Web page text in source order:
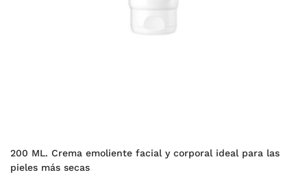
200 ML. Crema emoliente facial y corporal ideal para las
pieles más secas